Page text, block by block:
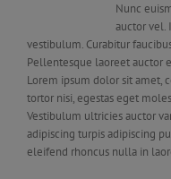
Nunc
auctor vel.
vestibulum. Curabitur
Pellentesque laoreet auctor
Lorem ipsum dolor sit amet,
tortor nisi, egestas eget
Vestibulum ultricies auctor
adipiscing turpis adipiscing
eleifend rhoncus nulla in